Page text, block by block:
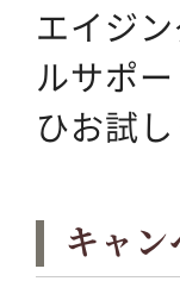
エイジ
ルサポ
ひお試し
キャ